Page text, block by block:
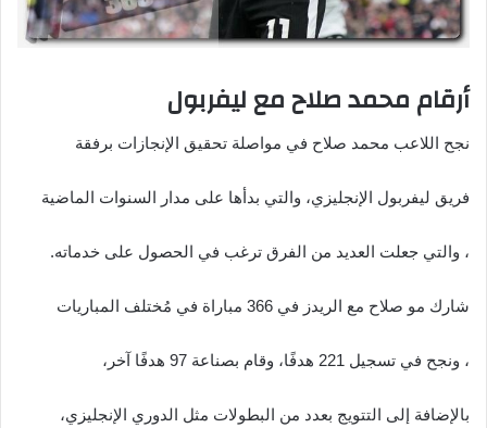
أرقام محمد صلاح مع ليفربول
نجح اللاعب محمد صلاح في مواصلة تحقيق الإنجازات برفقة
فريق ليفربول الإنجليزي، والتي بدأها على مدار السنوات الماضية
، والتي جعلت العديد من الفرق ترغب في الحصول على خدماته.
شارك مو صلاح مع الريدز في 366 مباراة في مُختلف المباريات
، ونجح في تسجيل 221 هدفًا، وقام بصناعة 97 هدفًا آخر،
بالإضافة إلى التتويج بعدد من البطولات مثل الدوري الإنجليزي،